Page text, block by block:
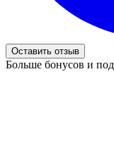
Оставить отзыв
Больше бонусов и